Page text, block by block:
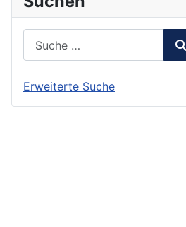
Erweiterte Suche